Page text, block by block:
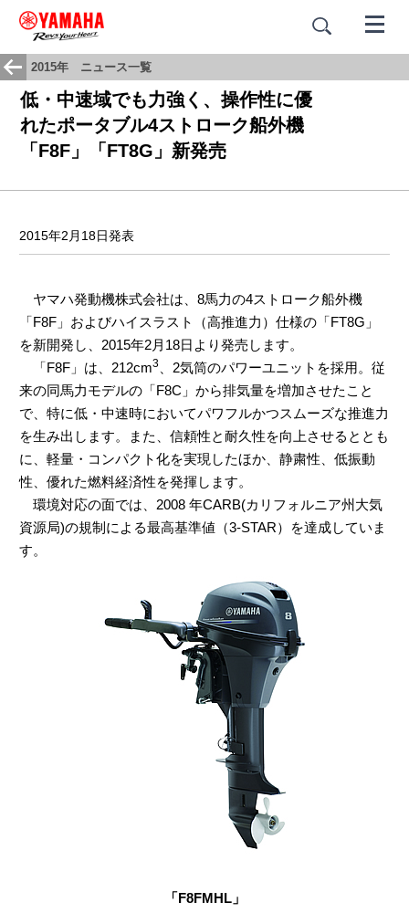
2015年 ニュース一覧
低・中速域でも力強く、操作性に優
れたポータブル4ストローク船外機
「F8F」「FT8G」新発売
2015年2月18日発表
ヤマハ発動機株式会社は、8馬力の4ストローク船外機
「F8F」およびハイスラスト（高推進力）仕様の「FT8G」
を新開発し、2015年2月18日より発売します。
「F8F」は、212cm3
、2気筒のパワーユニットを採用。従
来の同馬力モデルの「F8C」から排気量を増加させたこと
で、特に低・中速時においてパワフルかつスムーズな推進力
を生み出します。また、信頼性と耐久性を向上させるととも
に、軽量・コンパクト化を実現したほか、静粛性、低振動
性、優れた燃料経済性を発揮します。
環境対応の面では、2008 年CARB(カリフォルニア州大気
資源局)の規制による最高基準値（3-STAR）を達成していま
す。
「F8FMHL」